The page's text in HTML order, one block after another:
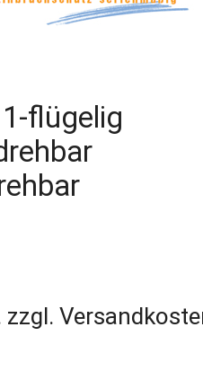
flügelig
zzgl.